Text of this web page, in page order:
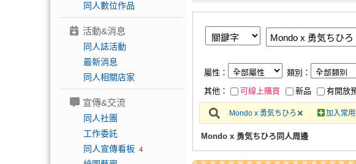
同人數位作品
活動&消息
同人誌活動
最新消息
同人相關店家
宣傳&交流
同人社團
工作委託
同人宣傳看板 4
屬性： 類別：
其他：
可線上購買 新品 有開放
Mondo x 勇気ちひろ 加入常
Mondo x 勇気ちひろ同人周邊